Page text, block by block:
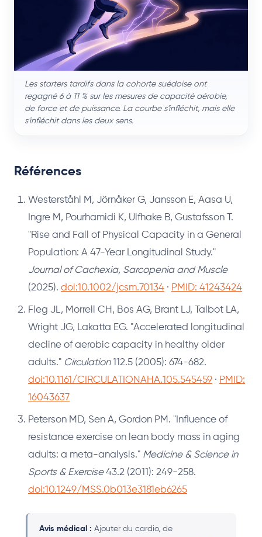
Les starters tardifs dans la cohorte suédoise ont
regagné 6 à 11 % sur les mesures de capacité aérobie,
de force et de puissance. La courbe s'infléchit, mais elle
s'infléchit dans les deux sens.
Références
Westerståhl M, Jörnåker G, Jansson E, Aasa U,
Ingre M, Pourhamidi K, Ulfhake B, Gustafsson T.
"Rise and Fall of Physical Capacity in a General
Population: A 47-Year Longitudinal Study."
Journal of Cachexia, Sarcopenia and Muscle
(2025). doi:10.1002/jcsm.70134 · PMID: 41243424
Fleg JL, Morrell CH, Bos AG, Brant LJ, Talbot LA,
Wright JG, Lakatta EG. "Accelerated longitudinal
decline of aerobic capacity in healthy older
adults." Circulation112.5 (2005): 674-682.
doi:10.1161/CIRCULATIONAHA.105.545459 · PMID:
16043637
Peterson MD, Sen A, Gordon PM. "Influence of
resistance exercise on lean body mass in aging
adults: a meta-analysis." Medicine & Science in
Sports & Exercise43.2 (2011): 249-258.
doi:10.1249/MSS.0b013e3181eb6265
Avis médical : Ajouter du cardio, de